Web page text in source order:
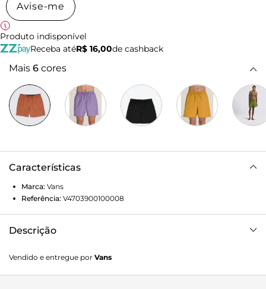
Avise-me
Produto indisponível
Receba atéR$ 16,00de cashback
Mais 6 cores
Características
Marca: Vans
Referência: V4703900100008
Descrição
em todas as peças clássicas. A Boardshort Primary Elastic
Solid Auburn é confeccionada em algodão e poliamida
Vendido e entregue por Vans